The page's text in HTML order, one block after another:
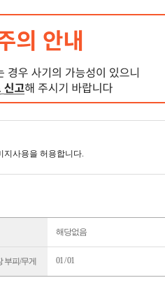
지사용을 허용합니다.
해당없음
부피/무게 01 / 01